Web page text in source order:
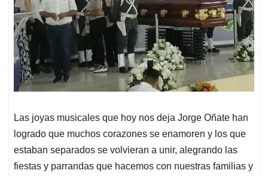
Las joyas musicales que hoy nos deja Jorge Oñate han
logrado que muchos corazones se enamoren y los que
estaban separados se volvieran a unir, alegrando las
fiestas y parrandas que hacemos con nuestras familias y